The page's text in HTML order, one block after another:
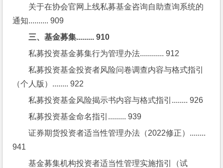
关于在协会官网上线私募基金咨询自助查询系统的
通知.......... 909
三、基金募集......... 910
私募投资基金募集行为管理办法............ 912
私募投资基金投资者风险问卷调查内容与格式指引
（个人版）........ 922
私募投资基金风险揭示书内容与格式指引........ 926
私募投资基金命名指引......... 939
证券期货投资者适当性管理办法（2022修正）........
941
基金募集机构投资者适当性管理实施指引（试